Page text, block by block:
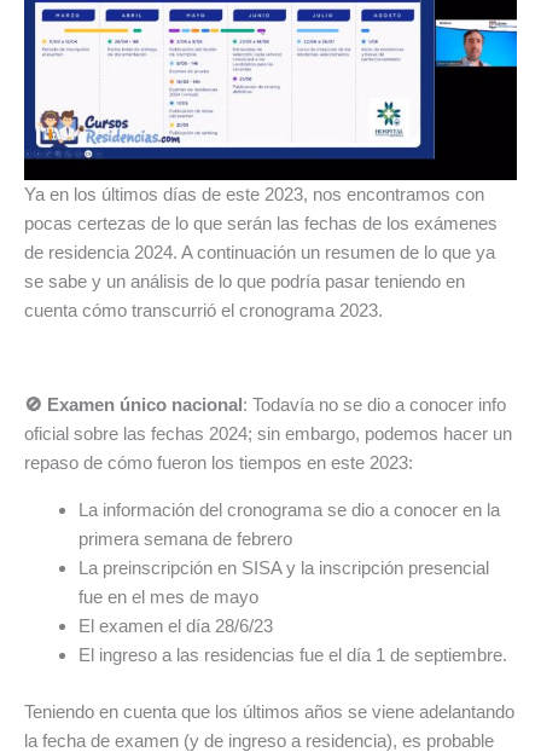
Ya en los últimos días de este 2023, nos encontramos con
pocas certezas de lo que serán las fechas de los exámenes
de residencia 2024. A continuación un resumen de lo que ya
se sabe y un análisis de lo que podría pasar teniendo en
cuenta cómo transcurrió el cronograma 2023.
🚫 Examen único nacional: Todavía no se dio a conocer info
oficial sobre las fechas 2024; sin embargo, podemos hacer un
repaso de cómo fueron los tiempos en este 2023:
La información del cronograma se dio a conocer en la
primera semana de febrero
La preinscripción en SISA y la inscripción presencial
fue en el mes de mayo
El examen el día 28/6/23
El ingreso a las residencias fue el día 1 de septiembre.
Teniendo en cuenta que los últimos años se viene adelantando
la fecha de examen (y de ingreso a residencia), es probable